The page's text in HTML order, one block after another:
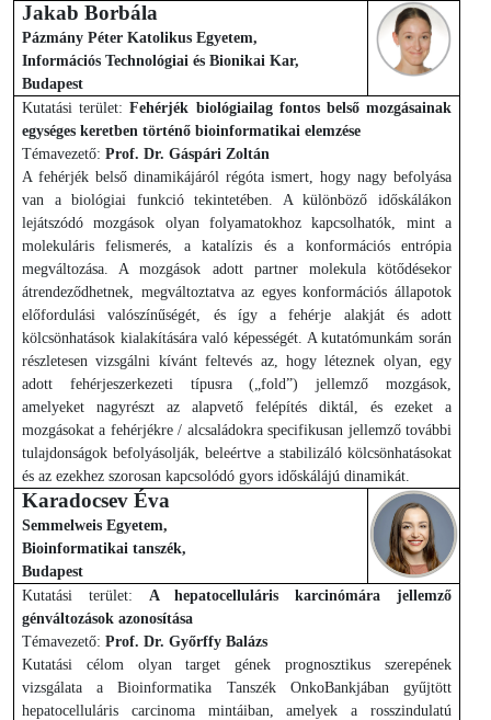
Jakab Borbála
Pázmány Péter Katolikus Egyetem,
Információs Technológiai és Bionikai Kar,
Budapest
Kutatási terület:Fehérjék biológiailag fontos belső mozgásainak
egységes keretben történő bioinformatikai elemzése
Témavezető: Prof. Dr. Gáspári Zoltán
A fehérjék belső dinamikájáról régóta ismert, hogy nagy befolyása
van a biológiai funkció tekintetében. A különböző időskálákon
lejátszódó mozgások olyan folyamatokhoz kapcsolhatók, mint a
molekuláris felismerés, a katalízis és a konformációs entrópia
megváltozása. A mozgások adott partner molekula kötődésekor
átrendeződhetnek, megváltoztatva az egyes konformációs állapotok
előfordulási valószínűségét, és így a fehérje alakját és adott
kölcsönhatások kialakítására való képességét. A kutatómunkám során
részletesen vizsgálni kívánt feltevés az, hogy léteznek olyan, egy
adott fehérjeszerkezeti típusra („fold”) jellemző mozgások,
amelyeket nagyrészt az alapvető felépítés diktál, és ezeket a
mozgásokat a fehérjékre / alcsaládokra specifikusan jellemző további
tulajdonságok befolyásolják, beleértve a stabilizáló kölcsönhatásokat
és az ezekhez szorosan kapcsolódó gyors időskálájú dinamikát.
Karadocsev Éva
Semmelweis Egyetem,
Bioinformatikai tanszék,
Budapest
Kutatási terület: A hepatocelluláris karcinómára jellemző
génváltozások azonosítása
Témavezető: Prof. Dr. Győrffy Balázs
Kutatási célom olyan target gének prognosztikus szerepének
vizsgálata a Bioinformatika Tanszék OnkoBankjában gyűjtött
hepatocelluláris carcinoma mintáiban, amelyek a rosszindulatú